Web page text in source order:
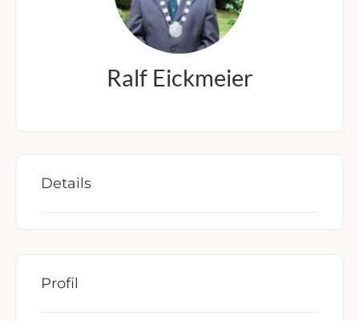
Ralf Eickmeier
Details
Profil